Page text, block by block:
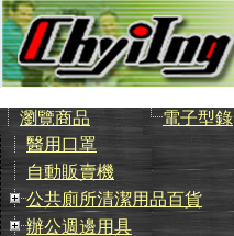
瀏覽商品
電子型錄
醫用口罩
自動販賣機
公共廁所清潔用品百貨
辦公週邊用具